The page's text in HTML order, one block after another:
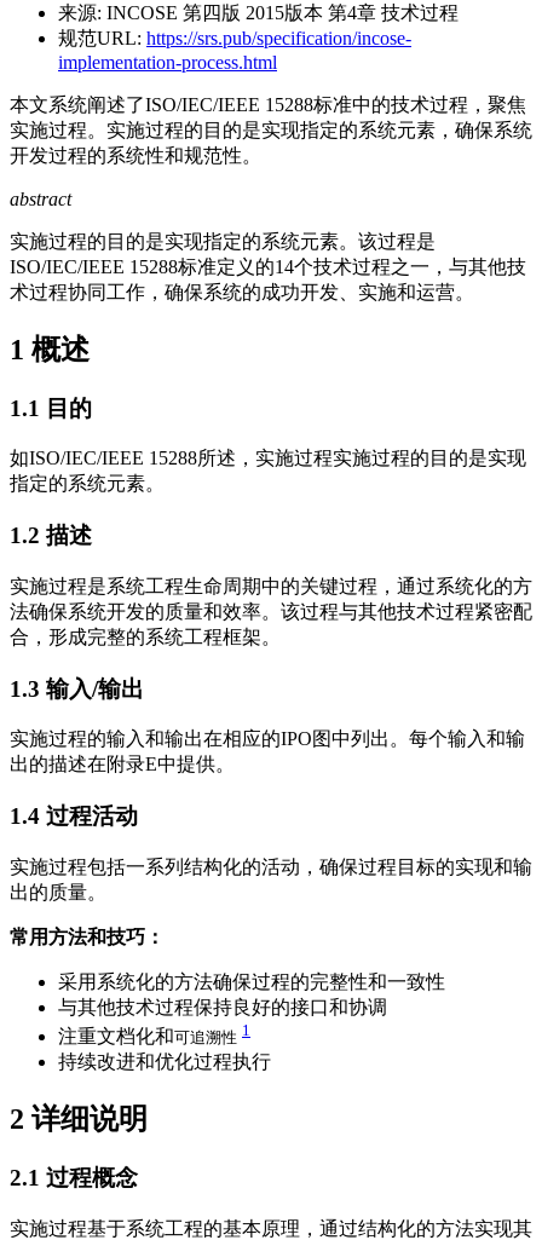
来源: INCOSE 第四版 2015版本 第4章 技术过程
规范URL: https://srs.pub/specification/incose-
implementation-process.html
本文系统阐述了ISO/IEC/IEEE 15288标准中的技术过程，聚焦
实施过程。实施过程的目的是实现指定的系统元素，确保系统
开发过程的系统性和规范性。
abstract
实施过程的目的是实现指定的系统元素。该过程是
ISO/IEC/IEEE 15288标准定义的14个技术过程之一，与其他技
术过程协同工作，确保系统的成功开发、实施和运营。
1 概述
1.1 目的
如ISO/IEC/IEEE 15288所述，实施过程实施过程的目的是实现
指定的系统元素。
1.2 描述
实施过程是系统工程生命周期中的关键过程，通过系统化的方
法确保系统开发的质量和效率。该过程与其他技术过程紧密配
合，形成完整的系统工程框架。
1.3 输入/输出
实施过程的输入和输出在相应的IPO图中列出。每个输入和输
出的描述在附录E中提供。
1.4 过程活动
实施过程包括一系列结构化的活动，确保过程目标的实现和输
出的质量。
常用方法和技巧：
采用系统化的方法确保过程的完整性和一致性
与其他技术过程保持良好的接口和协调
注重文档化和可追溯性 1
持续改进和优化过程执行
2 详细说明
2.1 过程概念
实施过程基于系统工程的基本原理，通过结构化的方法实现其